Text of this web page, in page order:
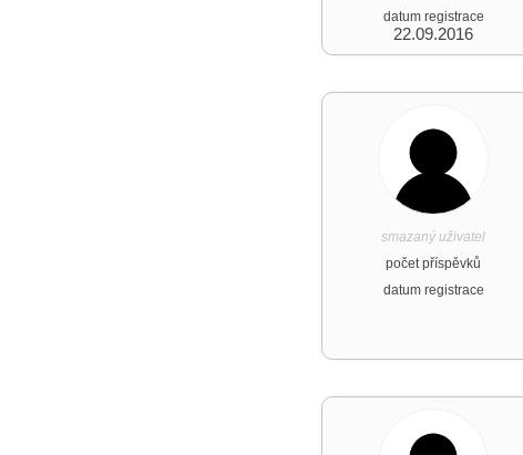
datum registrace
22.09.2016
smazaný uživatel
počet příspěvků
datum registrace